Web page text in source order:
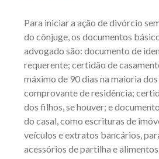
Para iniciar a ação de divórcio
do cônjuge, os documentos
advogado são: documento de
requerente; certidão de
máximo de 90 dias na maioria
comprovante de residência;
dos filhos, se houver; e
do casal, como escrituras de
veículos e extratos bancários,
acessórios de partilha e